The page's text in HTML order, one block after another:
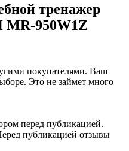
тренажер
950W1Z
покупателями. Ваш
Это не займет много
перед публикацией.
публикацией отзывы